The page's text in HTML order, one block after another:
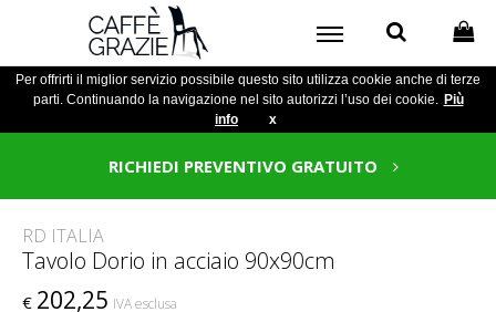
Per offrirti il miglior servizio possibile questo sito utilizza cookie anche di terze
parti. Continuando la navigazione nel sito autorizzi l’uso dei cookie. Più
info
x
RICHIEDI PREVENTIVO GRATUITO
RD ITALIA
Tavolo Dorio in acciaio 90x90cm
€ 202,25 IVA esclusa